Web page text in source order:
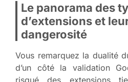
Le panorama des
d’extensions et
dangerosité
Vous remarquez la dualité
d’un côté la validation
risqué des extensions